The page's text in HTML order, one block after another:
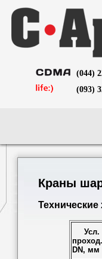
(044)
(093)
Краны
Усл.
проход.
DN, мм